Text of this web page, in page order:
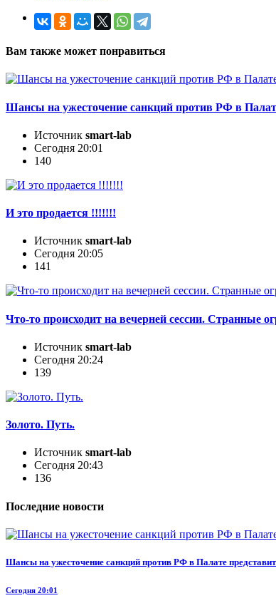
Вам также может понравиться
Шансы на ужесточение санкций против РФ в
Источник smart-lab
Сегодня 20:01
140
И это продается !!!!!!!
Источник smart-lab
Сегодня 20:05
141
Что-то происходит на вечерней сессии. Странные
Источник smart-lab
Сегодня 20:24
139
Золото. Путь.
Источник smart-lab
Сегодня 20:43
136
Последние новости
Шансы на ужесточение санкций против РФ в Палате
Сегодня 20:01